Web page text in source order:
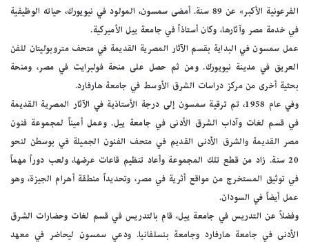
الفرعونية الأكبر» عن 89 سنة. أمضى سمسون، المولود في نيويورك، حياته الوظيفية
في خدمة مصر وآثارها، وكان أستاذاً في جامعة ييل الأميركية.
عمل سمسون في البداية بقسم الآثار المصرية القديمة في متحف متروبوليتان للفن
العريق في مدينة نيويورك. ومن ثم حصل على منحة فولبرايت في مصر، ومنحة
بحثية أخرى من مركز دراسات الشرق الأوسط في جامعة هارفارد.
وفي عام 1958، تم ترقية سمسون إلى درجة الأستاذية في الآثار المصرية القديمة
في قسم لغات وآداب الشرق الأدنى في جامعة ييل. وعمل أميناً لمجموعة فنون
مصر القديمة والشرق الأدنى القديم في متحف الفنون الجميلة في بوسطن لنحو
20 سنة. زاد من قطع تلك المجموعة وأعاد تنظيم قاعات عرضها، ولعب دوراً مهماً
في توثيق المستخرج من مواقع أثرية في مصر، وتحديداً منطقة أهرام الجيزة، وهو
عمل أيضاً في السودان.
وفضلاً عن التدريس في جامعة ييل، قام بالتدريس في قسم لغات وحضارات الشرق
الأدنى في جامعة هارفارد وجامعة بنسلفانيا. ودعي سمسون ليحاضر في معهد